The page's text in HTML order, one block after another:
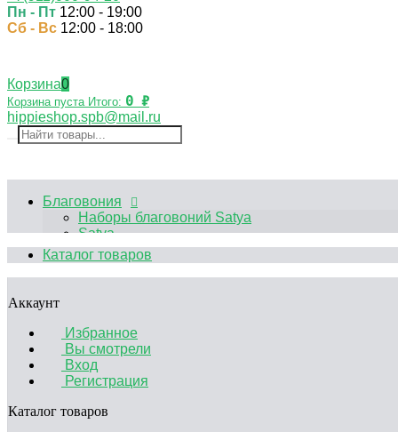
Пн - Пт 12:00 - 19:00
Сб - Вс 12:00 - 18:00
Корзина0
Корзина пуста Итого: 0 ₽
hippieshop.spb@mail.ru
Благовония
Наборы благовоний Satya
Satya
HEM
Palo Santo
Благовония Китайские
Аксессуары
Садики Дзен
Декоративные свечи
Курительные принадлежности
Аромалампы
Подставки под благовония
Прогрессивное растениеводство
Каталог товаров
Аккаунт
Избранное
Вы смотрели
Вход
Регистрация
Каталог товаров